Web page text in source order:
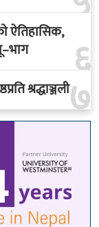
६
ऐतिहासिक,
७
श्रद्धाञ्जली